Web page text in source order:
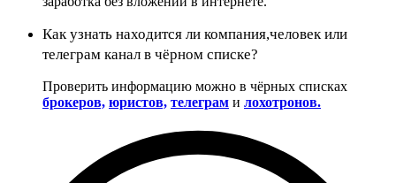
Как узнать находится ли компания,человек или
телеграм канал в чёрном списке?
Проверить информацию можно в чёрных списках
брокеров, юристов, телеграм и лохотронов.